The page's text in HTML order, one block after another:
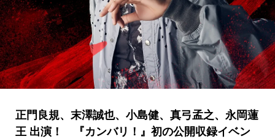
正門良規、末澤誠也、小島健、真弓孟之、永岡蓮
王 出演！ 『カンバリ！』初の公開収録イベン